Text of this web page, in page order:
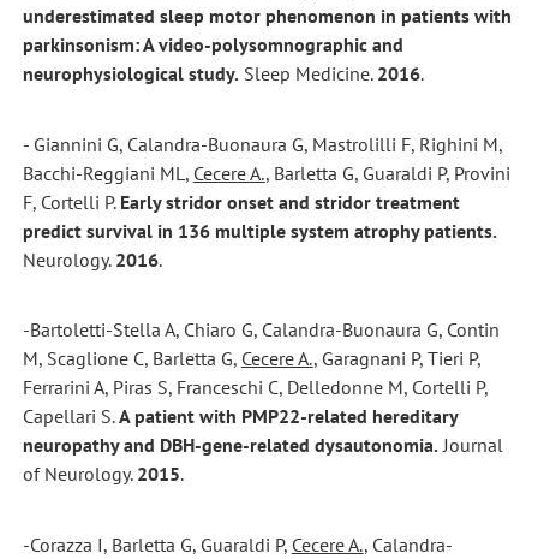
underestimated sleep motor phenomenon in patients with
parkinsonism: A video-polysomnographic and
neurophysiological study. Sleep Medicine. 2016.
- Giannini G, Calandra-Buonaura G, Mastrolilli F, Righini M,
Bacchi-Reggiani ML, Cecere A., Barletta G, Guaraldi P, Provini
F, Cortelli P. Early stridor onset and stridor treatment
predict survival in 136 multiple system atrophy patients.
Neurology. 2016.
-Bartoletti-Stella A, Chiaro G, Calandra-Buonaura G, Contin
M, Scaglione C, Barletta G, Cecere A., Garagnani P, Tieri P,
Ferrarini A, Piras S, Franceschi C, Delledonne M, Cortelli P,
Capellari S.A patient with PMP22-related hereditary
neuropathy and DBH-gene-related dysautonomia. Journal
of Neurology. 2015.
-Corazza I, Barletta G, Guaraldi P, Cecere A., Calandra-